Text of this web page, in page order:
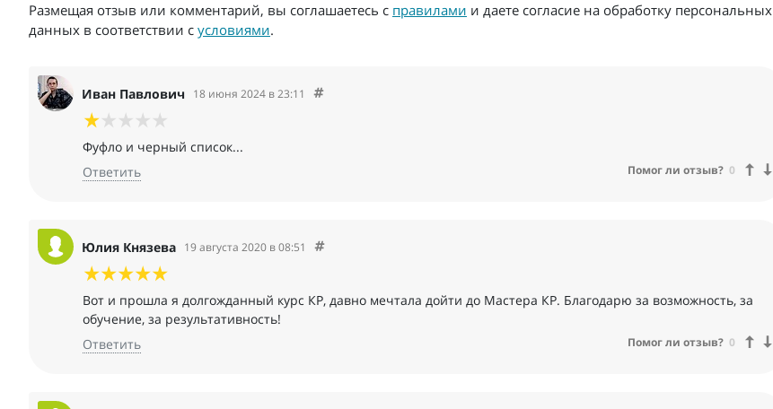
Размещая отзыв или комментарий, вы соглашаетесь с правилами и даете согласие на обработку персональных
данных в соответствии с условиями.
Иван Павлович 18 июня 2024 в 23:11
Фуфло и черный список...
Ответить
Помог ли отзыв? 0
Юлия Князева 19 августа 2020 в 08:51
Вот и прошла я долгожданный курс КР, давно мечтала дойти до Мастера КР. Благодарю за возможность, за
обучение, за результативность!
Ответить
Помог ли отзыв? 0